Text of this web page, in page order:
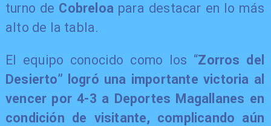
turno de Cobreloa para destacar en lo más
alto de la tabla.
El equipo conocido como los “Zorros del
Desierto” logró una importante victoria al
vencer por 4-3 a Deportes Magallanes en
condición de visitante, complicando aún